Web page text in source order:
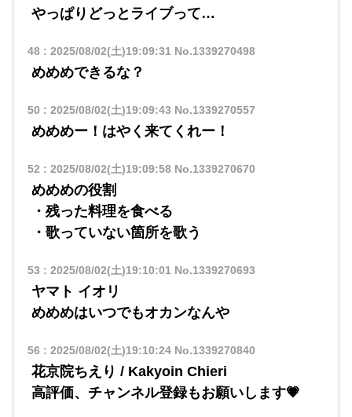
やっぱりどっとライブって…
48: 2025/08/02(土)19:09:31No.1339270498
めめめできるな？
50 : 2025/08/02(土)19:09:43 No.1339270557
めめめー！はやく来てくれー！
52 : 2025/08/02(土)19:09:58No.1339270670
めめめの役割
・残った料理を食べる
・歌っていない箇所を歌う
53 : 2025/08/02(土)19:10:01No.1339270693
ヤマト イオリ
​​めめめはいつでもオカンなんや
56 : 2025/08/02(土)19:10:24No.1339270840
花京院ちえり / Kakyoin Chieri
​​高評価、チャンネル登録もお願いします💗